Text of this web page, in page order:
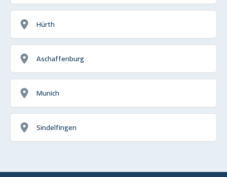
Hürth
Aschaffenburg
Munich
Sindelfingen